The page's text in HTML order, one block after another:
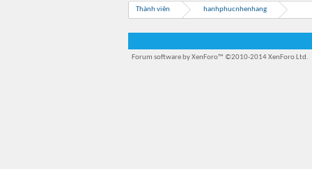
Thành viên hanhphucnhenhang
Forum software by XenForo™ ©2010-2014 XenForo Ltd.